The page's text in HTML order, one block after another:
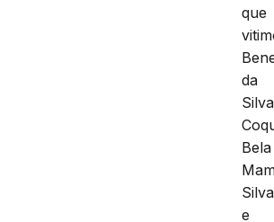
que
da
Silva
Bela
Silva
e